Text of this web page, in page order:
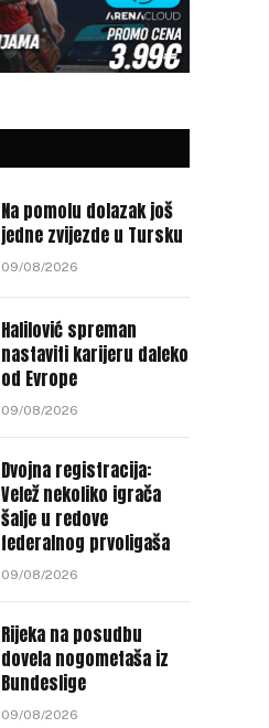
Na pomolu dolazak još
jedne zvijezde u Tursku
09/08/2026
Halilović spreman
nastaviti karijeru daleko
od Evrope
09/08/2026
Dvojna registracija:
Velež nekoliko igrača
šalje u redove
federalnog prvoligaša
09/08/2026
Rijeka na posudbu
dovela nogometaša iz
Bundeslige
09/08/2026